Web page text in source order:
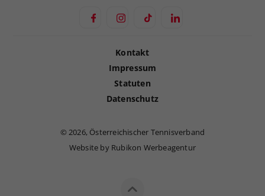
Kontakt
Impressum
Statuten
Datenschutz
©2026, Österreichischer Tennisverband
Website by Rubikon Werbeagentur